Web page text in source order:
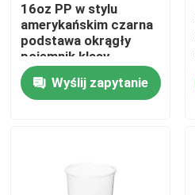
16oz PP w stylu
amerykańskim czarna
podstawa okrągły
pojemnik klasy
żywnościowej
Wyślij zapytanie